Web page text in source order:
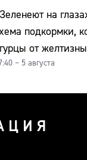
на
подкормки,
от
– 5 августа